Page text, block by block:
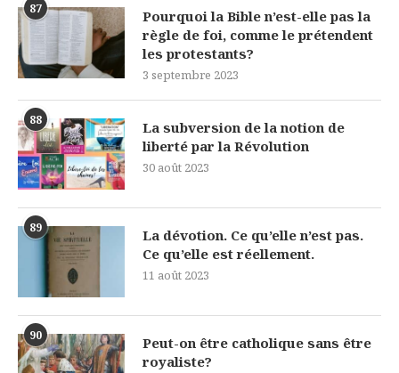
87
Pourquoi la Bible n’est-elle pas la
règle de foi, comme le prétendent
les protestants?
3 septembre 2023
88
La subversion de la notion de
liberté par la Révolution
30 août 2023
89
La dévotion. Ce qu’elle n’est pas.
Ce qu’elle est réellement.
11 août 2023
90
Peut-on être catholique sans être
royaliste?